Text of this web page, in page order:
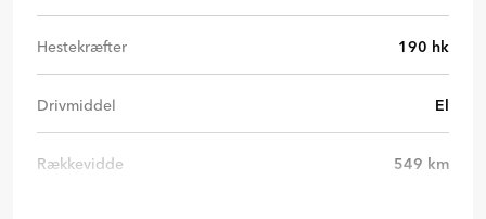
Hestekræfter 190 hk
Drivmiddel El
Rækkevidde 549 km